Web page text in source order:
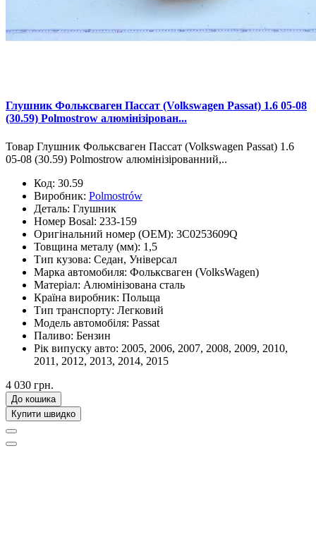
Глушник Фольксваген Пассат (Volkswagen Passat) 1.6 05-08
(30.59) Polmostrow алюмінізірован...
Товар Глушник Фольксваген Пассат (Volkswagen Passat) 1.6
05-08 (30.59) Polmostrow алюмінізірованний,..
Код: 30.59
Виробник: Polmostrów
Деталь: Глушник
Номер Bosal: 233-159
Оригінальний номер (OEM): 3C0253609Q
Товщина металу (мм): 1,5
Тип кузова: Седан, Універсал
Марка автомобиля: Фольксваген (VolksWagen)
Матеріал: Алюмінізована сталь
Країна виробник: Польща
Тип транспорту: Легковий
Модель автомобіля: Passat
Паливо: Бензин
Рік випуску авто: 2005, 2006, 2007, 2008, 2009, 2010,
2011, 2012, 2013, 2014, 2015
4 030 грн.
До кошика
Купити швидко